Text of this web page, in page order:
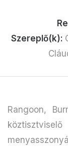
Szereplő(k):
Rangoon,